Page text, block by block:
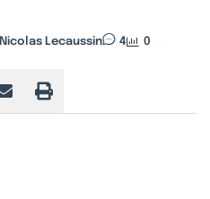
Nicolas Lecaussin 4
0